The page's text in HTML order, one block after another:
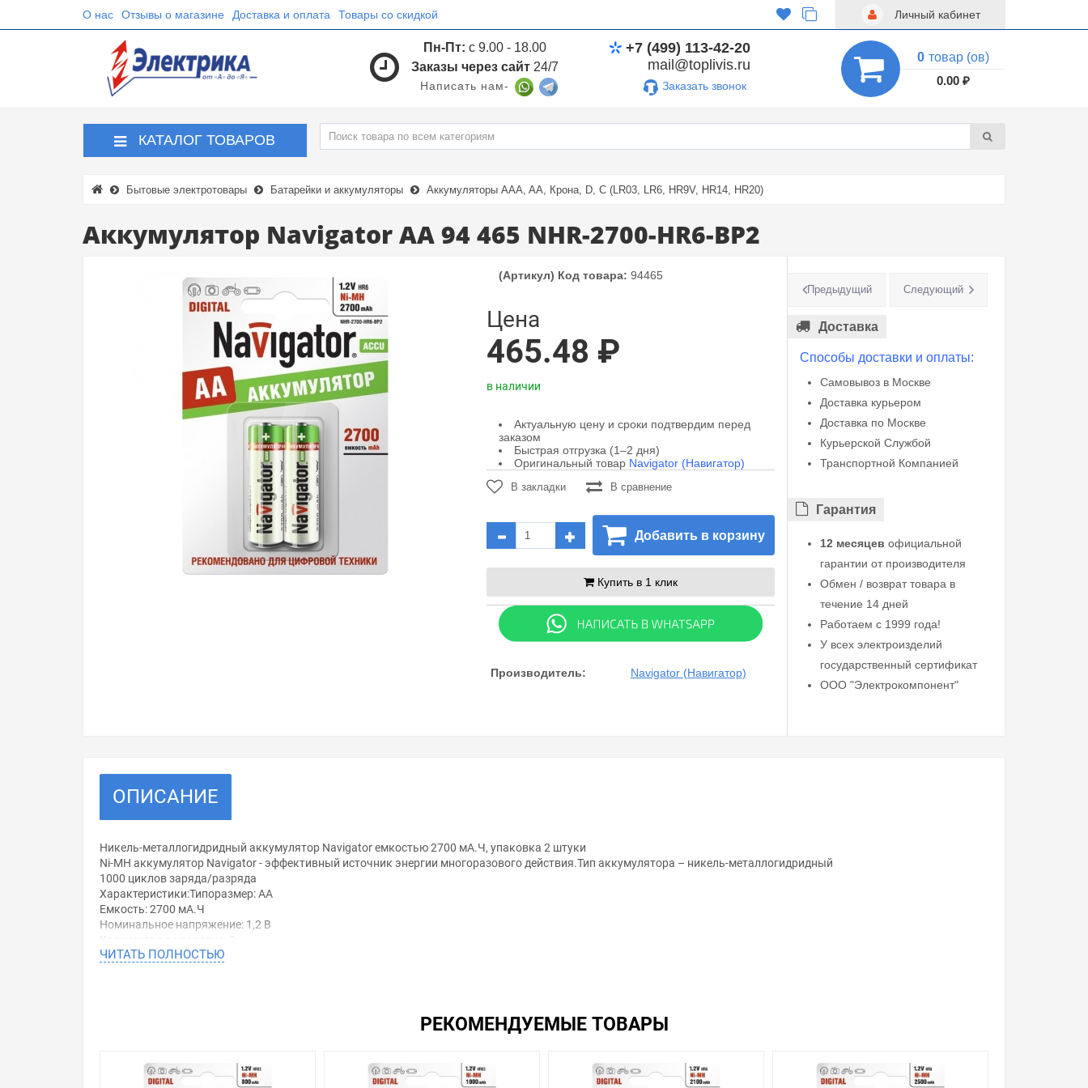
О нас Отзывы о магазине Доставка и оплата Товары со скидкой Личный кабинет
Пн-Пт: с 9.00 - 18.00
Заказы через сайт 24/7
Написать нам-
+7 (499) 113-42-20
mail@toplivis.ru
Заказать звонок
0 товар (ов)
0.00 ₽
КАТАЛОГ ТОВАРОВ
Бытовые электротовары Батарейки и аккумуляторы Аккумуляторы AAA, AA, Крона, D, C (LR03, LR6, HR9V, HR14, HR20)
Аккумулятор Navigator AA 94 465 NHR-2700-HR6-BP2
(Артикул) Код товара: 94465
Цена
465.48 ₽
в наличии
Актуальную цену и сроки подтвердим перед
заказом
Быстрая отгрузка (1–2 дня)
Оригинальный товар Navigator (Навигатор)
В закладки В сравнение
Добавить в корзину
Купить в 1 клик
Производитель: Navigator (Навигатор)
Предыдущий Следующий
Доставка
Способы доставки и оплаты:
Самовывоз в Москве
Доставка курьером
Доставка по Москве
Курьерской Службой
Транспортной Компанией
Гарантия
12 месяцев официальной
гарантии от производителя
Обмен / возврат товара в
течение 14 дней
Работаем с 1999 года!
У всех электроизделий
государственный сертификат
ООО "Электрокомпонент"
ОПИСАНИЕ
Никель-металлогидридный аккумулятор Navigator емкостью 2700 мА.Ч, упаковка 2 штуки
Ni-MH аккумулятор Navigator - эффективный источник энергии многоразового действия.Тип аккумулятора – никель-металлогидридный
1000 циклов заряда/разряда
Характеристики:Типоразмер: АА
Емкость: 2700 мА.Ч
Номинальное напряжение: 1,2 В
Количество в упаковке: 2
необходимо уточнить у менеджеров, которые с удовольствием помогут Вам в выборе оборудования и оформлении на него заказа.
Цена на Аккумулятор Navigator AA 94 465 NHR-2700-HR6-BP2 , у нас всегда одни из лучших. Сравните с прайсом в других магазинах, и вы поймете, что у нас
ЧИТАТЬ ПОЛНОСТЬЮ
РЕКОМЕНДУЕМЫЕ ТОВАРЫ